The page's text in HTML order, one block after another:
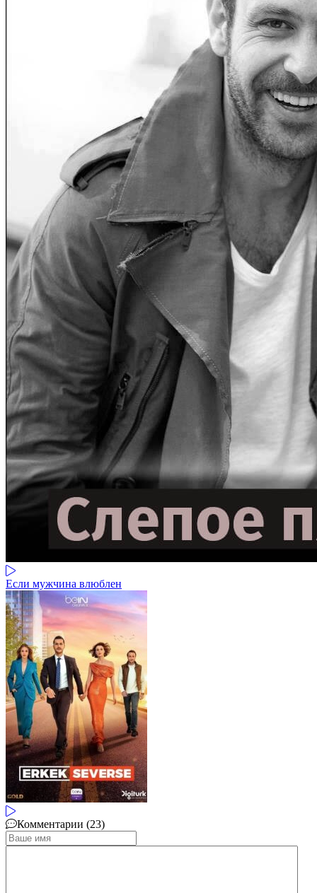
Если мужчина влюблен
Комментарии (23)